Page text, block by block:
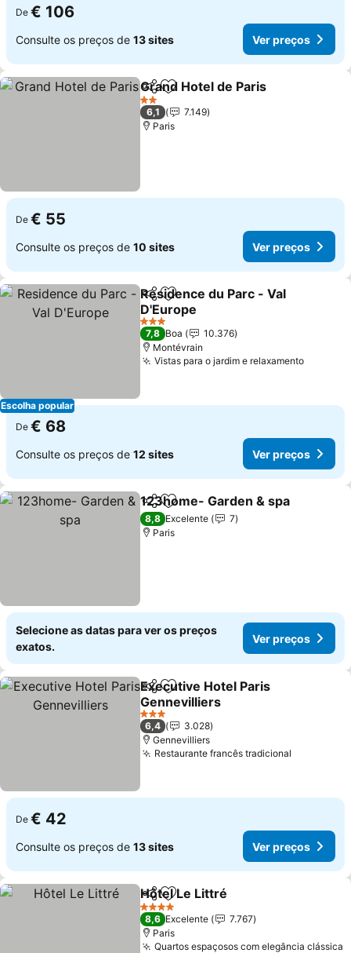
De € 106
Consulte os preços de 13 sites Ver preços
PartilharAdicionar aos favoritos
Grand Hotel de Paris
2 Estrelas
6,1
7.149
Paris
De € 55
Consulte os preços de 10 sites Ver preços
Escolha popular
PartilharAdicionar aos favoritos
Residence du Parc - Val
D'Europe
3 Estrelas
7,8 Boa
10.376
Montévrain
Vistas para o jardim e relaxamento
De € 68
Consulte os preços de 12 sites Ver preços
PartilharAdicionar aos favoritos
123home- Garden & spa
8,8 Excelente
7
Paris
Selecione as datas para ver os preços
exatos.
Ver preços
PartilharAdicionar aos favoritos
Executive Hotel Paris
Gennevilliers
3 Estrelas
6,4
3.028
Gennevilliers
Restaurante francês tradicional
De € 42
Consulte os preços de 13 sites Ver preços
PartilharAdicionar aos favoritos
Hôtel Le Littré
4 Estrelas
8,6 Excelente
7.767
Paris
Quartos espaçosos com elegância clássica